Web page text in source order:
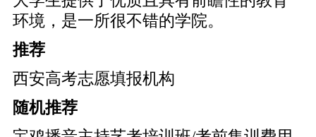
环境，是一所很不错的学院。
推荐
西安高考志愿填报机构
随机推荐